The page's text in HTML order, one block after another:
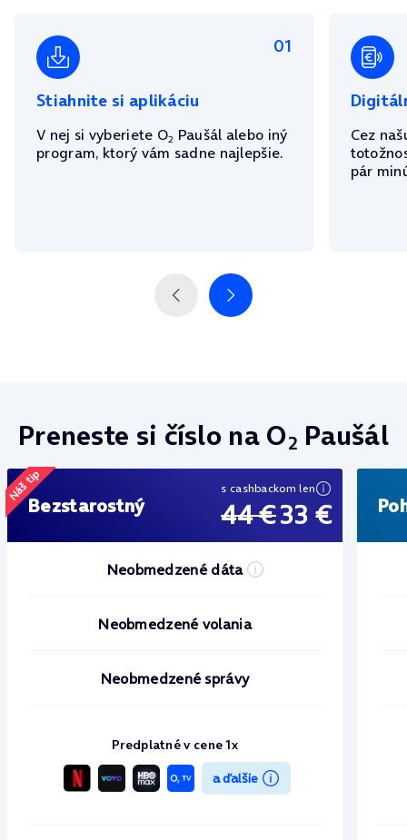
Stiahnite si aplikáciu
V nej si vyberiete O2 Paušál alebo iný
program, ktorý vám sadne najlepšie.
Cez
pár
Preneste si číslo na O2 Paušál
Náš tip
Bezstarostný
s cashbackom len
44 €33 €
Neobmedzené dáta
Neobmedzené volania
Neobmedzené správy
Predplatné v cene 1x
a ďalšie